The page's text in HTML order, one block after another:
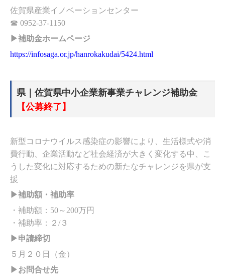
佐賀県産業イノベーションセンター
☎ 0952-37-1150
▶補助金ホームページ
https://infosaga.or.jp/hanrokakudai/5424.html
県｜佐賀県中小企業新事業チャレンジ補助金
【公募終了】
新型コロナウイルス感染症の影響により、生活様式や消
費行動、企業活動など社会経済が大きく変化する中、こ
うした変化に対応するための新たなチャレンジを県が支
援
▶補助額・補助率
・補助額：50～200万円
・補助率：２/３
▶申請締切
５月２０日（金）
▶お問合せ先